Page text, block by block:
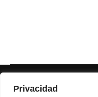
Privacidad